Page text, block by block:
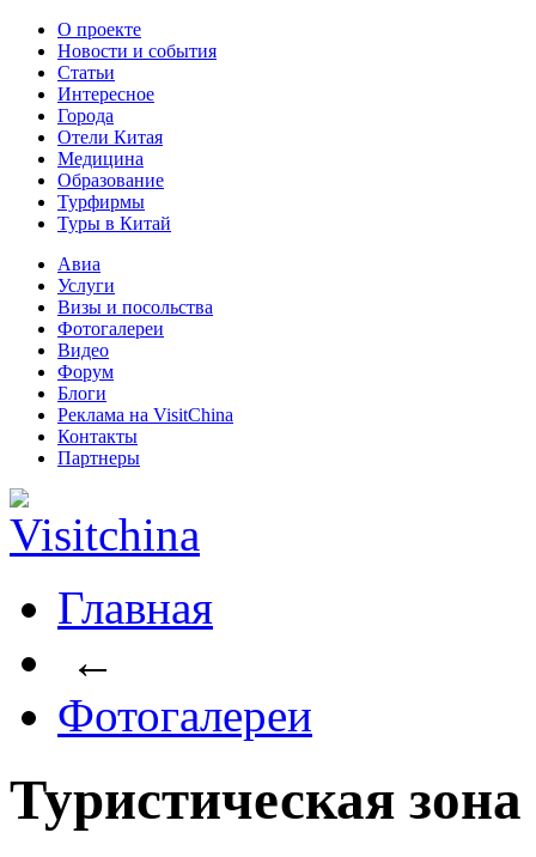
О проекте
Новости и события
Статьи
Интересное
Города
Отели Китая
Медицина
Образование
Турфирмы
Туры в Китай
Авиа
Услуги
Визы и посольства
Фотогалереи
Видео
Форум
Блоги
Реклама на VisitChina
Контакты
Партнеры
Главная
←
Фотогалереи
Туристическая